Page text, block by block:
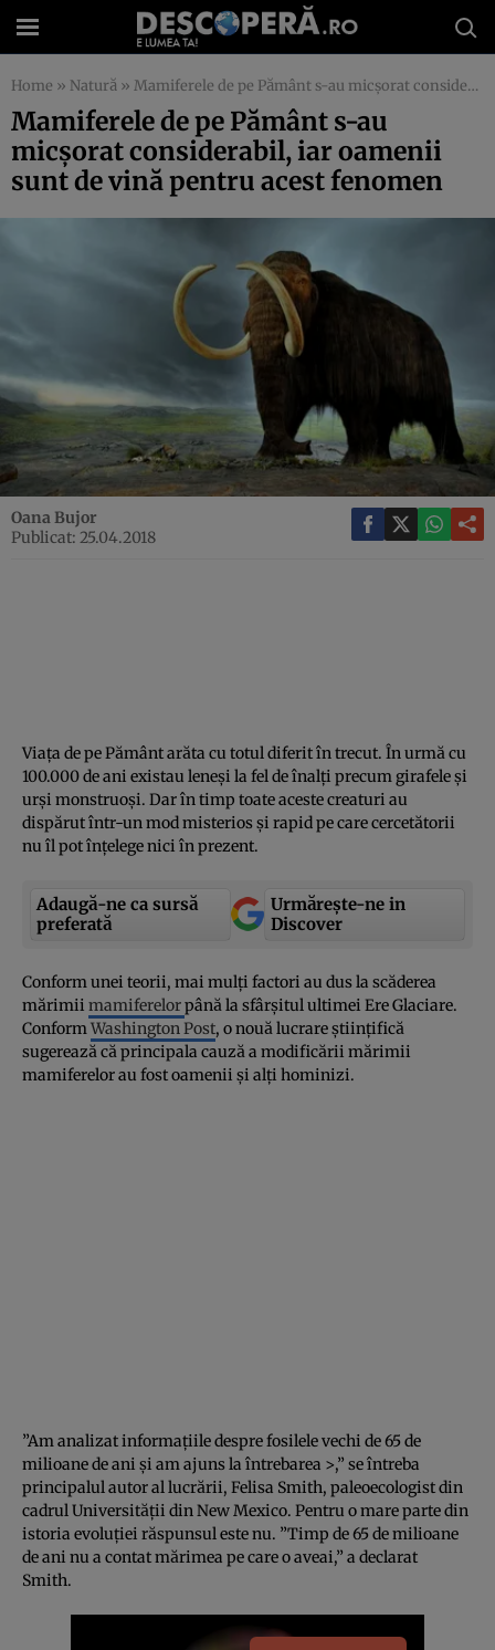
Home » Natură » Mamiferele de pe Pământ s-au micşorat considerabil, iar oamenii sunt de vină pentru acest fenomen
Mamiferele de pe Pământ s-au
micşorat considerabil, iar oamenii
sunt de vină pentru acest fenomen
Oana Bujor
Publicat: 25.04.2018
Viaţa de pe Pământ arăta cu totul diferit în trecut. În urmă cu
100.000 de ani existau leneşi la fel de înalţi precum girafele şi
urşi monstruoşi. Dar în timp toate aceste creaturi au
dispărut într-un mod misterios şi rapid pe care cercetătorii
nu îl pot înţelege nici în prezent.
Adaugă-ne ca sursă
preferată
Urmărește-ne in
Discover
Conform unei teorii, mai mulţi factori au dus la scăderea
mărimii mamiferelorpână la sfârşitul ultimei Ere Glaciare.
ConformWashington Post, o nouă lucrare ştiinţifică
sugerează că principala cauză a modificării mărimii
mamiferelor au fost oamenii şi alţi hominizi.
”Am analizat informaţiile despre fosilele vechi de 65 de
milioane de ani şi am ajuns la întrebarea >,” se întreba
principalul autor al lucrării, Felisa Smith, paleoecologist din
cadrul Universităţii din New Mexico. Pentru o mare parte din
istoria evoluţiei răspunsul este nu. ”Timp de 65 de milioane
de ani nu a contat mărimea pe care o aveai,” a declarat
Smith.